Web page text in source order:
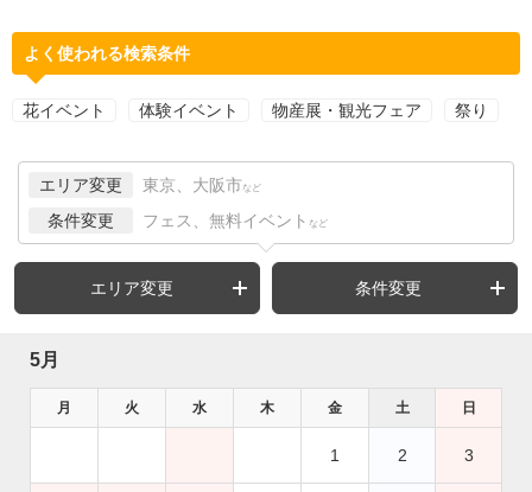
よく使われる検索条件
花イベント 体験イベント 物産展・観光フェア 祭り
エリア変更 東京、大阪市 など
条件変更 フェス、無料イベント など
エリア変更 条件変更
5月
月 火 水 木 金 土 日
1 2 3